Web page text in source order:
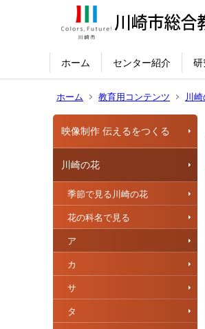
ホーム センター紹介 研
ホーム 教育用コンテンツ 川
映像制作 伝えるをつくる
川崎の花
季節で見る川崎の花
花の科名で見る
ア
カ
サ
タ